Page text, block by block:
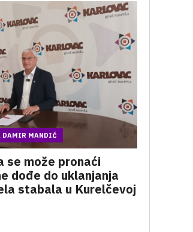
DAMIR MANDIĆ
se može pronaći
dođe do uklanjanja
stabala u Kurelčevoj